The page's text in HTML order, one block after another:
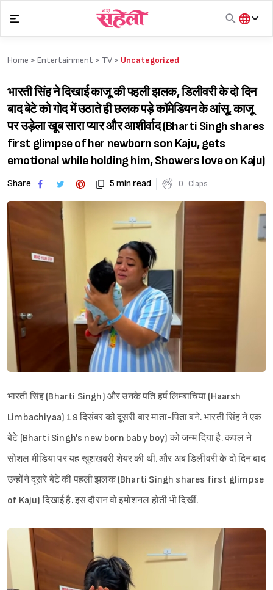
content
हिंदी
Home > Entertainment > TV > Uncategorized
भारती सिंह ने दिखाई काजू की पहली झलक, डिलीवरी के दो दिन
बाद बेटे को गोद में उठाते ही छलक पड़े कॉमेडियन के आंसू, काजू
पर उड़ेला खूब सारा प्यार और आशीर्वाद (Bharti Singh shares
first glimpse of her newborn son Kaju, gets
emotional while holding him, Showers love on Kaju)
Share 5 min read 0 Claps
भारती सिंह (Bharti Singh) और उनके पति हर्ष लिम्बाचिया (Haarsh
Limbachiyaa) 19 दिसंबर को दूसरी बार माता-पिता बने. भारती सिंह ने एक
बेटे (Bharti Singh's new born baby boy) को जन्म दिया है. कपल ने
सोशल मीडिया पर यह खुशखबरी शेयर की थी. और अब डिलीवरी के दो दिन बाद
उन्होंने दूसरे बेटे की पहली झलक (Bharti Singh shares first glimpse
of Kaju) दिखाई है. इस दौरान वो इमोशनल होती भी दिखीं.